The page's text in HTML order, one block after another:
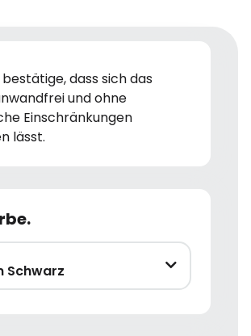
dass sich das
und ohne
Einschränkungen
lässt.
Schwarz